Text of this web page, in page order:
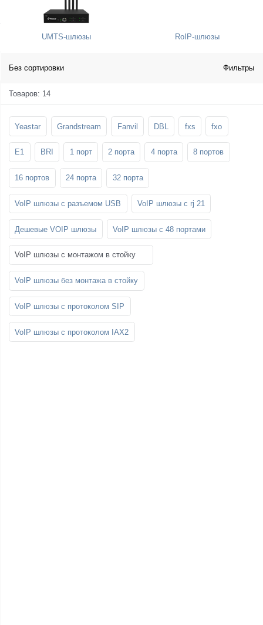
UMTS-шлюзы RoIP-шлюзы
Без сортировки Фильтры
Товаров: 14
Yeastar Grandstream Fanvil DBL fxs fxo
E1 BRI 1 порт 2 порта 4 порта 8 портов
16 портов 24 порта 32 порта
VoIP шлюзы с разъемом USB VoIP шлюзы с rj 21
Дешевые VOIP шлюзы VoIP шлюзы с 48 портами
VoIP шлюзы с монтажом в стойку
VoIP шлюзы без монтажа в стойку
VoIP шлюзы с протоколом SIP
VoIP шлюзы с протоколом IAX2
Стойки и крепления для панелей и
телевизоров
Шахтные телефоны
SFP-модули
3G/4G LTE и ADSL модемы
Мобильные телефоны